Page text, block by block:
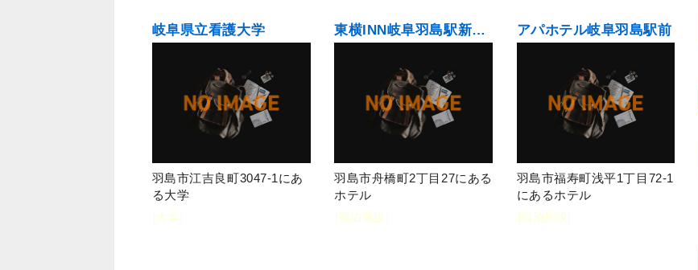
岐阜県立看護大学
羽島市江吉良町3047-1にあ
る大学
[大学]
東横INN岐阜羽島駅新幹線南口
羽島市舟橋町2丁目27にある
ホテル
[宿泊施設]
アパホテル岐阜羽島駅前
羽島市福寿町浅平1丁目72-1
にあるホテル
[宿泊施設]